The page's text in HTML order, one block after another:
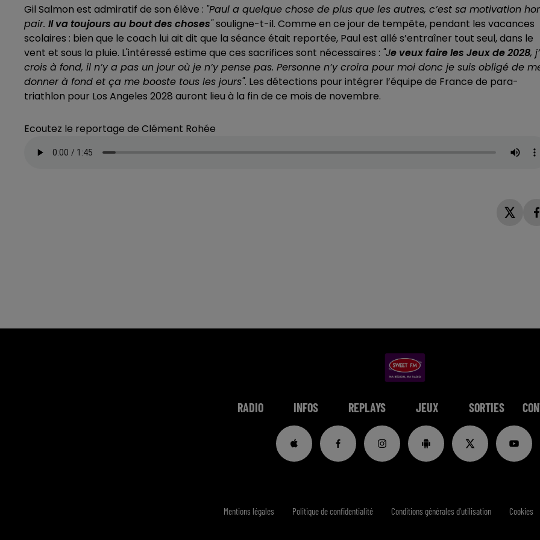
Gil Salmon est admiratif de son élève : "Paul a quelque chose de plus que les autres, c’est sa motivation
pair. Il va toujours au bout des choses"souligne-t-il. Comme en ce jour de tempête, pendant les vacances
scolaires : bien que le coach lui ait dit que la séance était reportée, Paul est allé s’entraîner tout seul, dans le
vent et sous la pluie. L'intéressé estime que ces sacrifices sont nécessaires : "Je veux faire les Jeux de 2028,
crois à fond, il n’y a pas un jour où je n’y pense pas. Personne n’y croira pour moi donc je suis obligé de
donner à fond et ça me booste tous les jours". Les détections pour intégrer l’équipe de France de para-
triathlon pour Los Angeles 2028 auront lieu à la fin de ce mois de novembre.
Ecoutez le reportage de Clément Rohée
RADIO INFOS REPLAYS JEUX SORTIES
Mentions légales Politique de confidentialité Conditions générales d'utilisation Cookies